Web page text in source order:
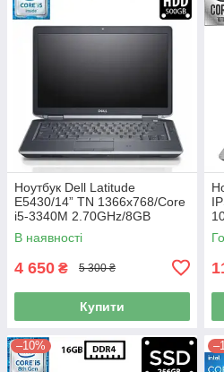
Ноутбук Dell Latitude
E5430/14” TN 1366x768/Core
i5-3340M 2.70GHz/8GB
DDR3/HDD 500GB/Intel HD
Graphics Б/В
В наявності
4 650 ₴ 5 300 ₴
Купити
–10%